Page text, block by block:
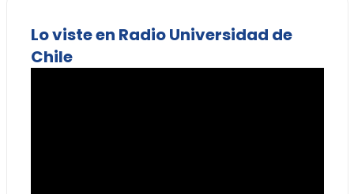
Lo viste en Radio Universidad de
Chile